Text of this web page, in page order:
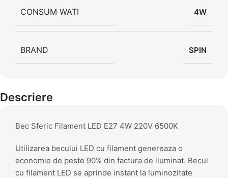
CONSUM WATI 4W
BRAND SPIN
Descriere
Bec Sferic Filament LED E27 4W 220V 6500K
Utilizarea becului LED cu filament genereaza o
economie de peste 90% din factura de iluminat. Becul
cu filament LED se aprinde instant la luminozitate